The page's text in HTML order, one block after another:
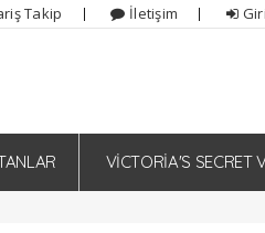
Takip İletişim
VİCTORİA'S SECRET